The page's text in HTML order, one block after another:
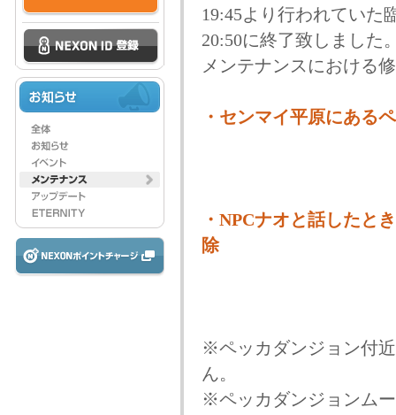
19:45より行われていた
20:50に終了致しました
メンテナンスにおける
・センマイ平原にある
・NPCナオと話したと
除
※ペッカダンジョン付
ん。
※ペッカダンジョンム